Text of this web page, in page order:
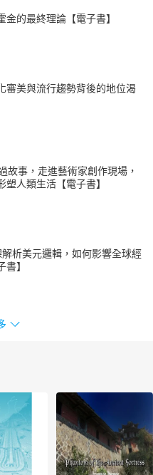
文。翻譯篇幅，是針對句型
似句型做補充，使讀者能觸
“賴世雄老師”親自講解，內容
閱讀測驗」單元亦有文法句
法觀念，也知道如何實際應
題目更涵蓋各類型的試題，包
各類型題目。另外，克漏
詳盡的答題解析，培養作答
、Wesley、Chris、
隊，講解內容字字珠璣，並
的教學，不僅可以理解文章
的英聽能力。
chocolates to the ones you
can be a danger to many
of chocolate, check out
to Pets.” While most people
eaters who don’t. “Are You a
金的最終理論【電子書】
審美與流行趨勢背後的地位渴
故事，走進藝術家創作現場，
人類生活【電子書】
析美元邏輯，如何影響全球經
】